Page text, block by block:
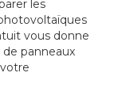
les
vous donne
panneaux